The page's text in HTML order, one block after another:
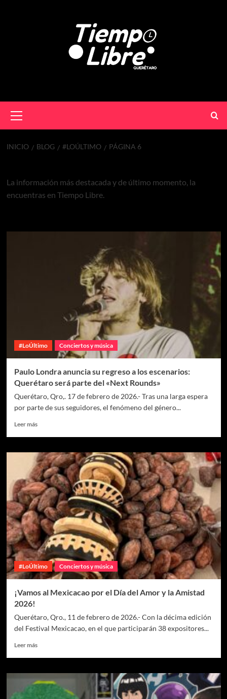
INICIO BLOG #LOÚLTIMO PÁGINA 6
La información más destacada y de último momento, la
encuentras en Tiempo Libre.
#LoÚltimo Conciertos y música
Paulo Londra anuncia su regreso a los escenarios:
Querétaro será parte del «Next Rounds»
Querétaro, Qro,. 17 de febrero de 2026.- Tras una larga espera
por parte de sus seguidores, el fenómeno del género...
Leer más
#LoÚltimo Conciertos y música
¡Vamos al Mexicacao por el Día del Amor y la Amistad
2026!
Querétaro, Qro., 11 de febrero de 2026.- Con la décima edición
del Festival Mexicacao, en el que participarán 38 expositores...
Leer más